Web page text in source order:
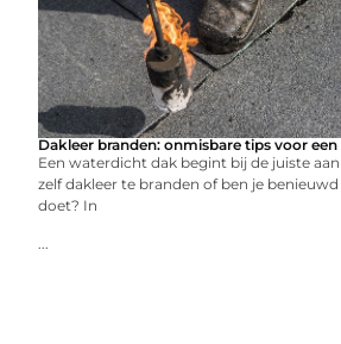
Dakleer branden: onmisbare tips voor
Een waterdicht dak begint bij de juiste
zelf dakleer te branden of ben je
doet? In
...